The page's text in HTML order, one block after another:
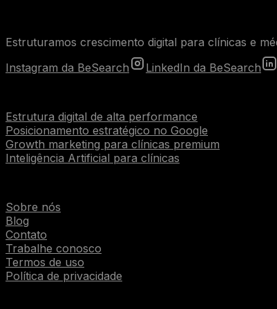
Estruturamos crescimento digital para clínicas e
Instagram da BeSearch
LinkedIn da BeSearch
Estrutura digital de alta performance
Posicionamento estratégico no Google
Growth marketing para clínicas premium
Inteligência Artificial para clínicas
Sobre nós
Blog
Contato
Trabalhe conosco
Termos de uso
Política de privacidade